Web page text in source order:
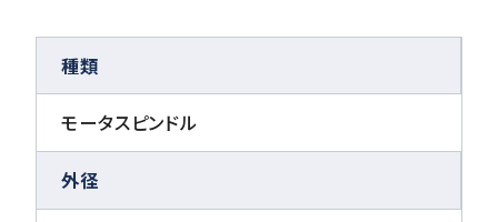
種類
モータスピンドル
外径